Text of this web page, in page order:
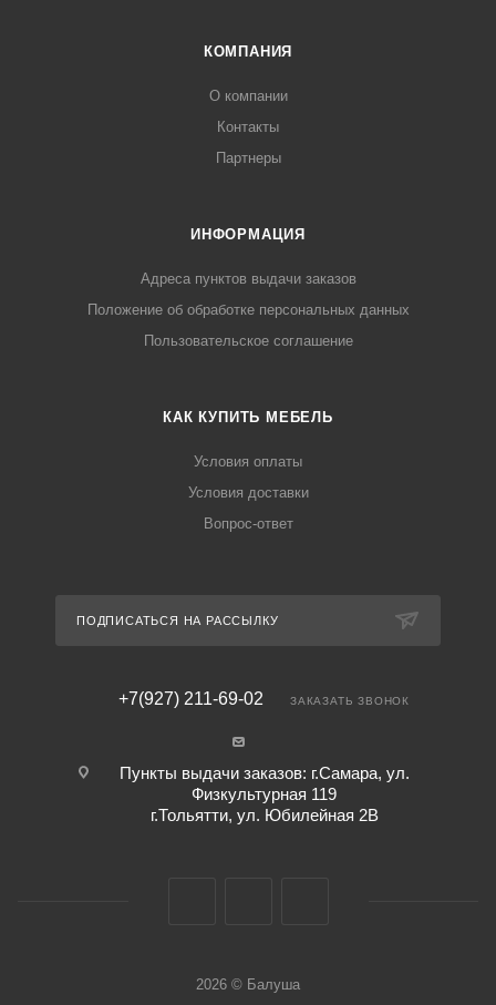
КОМПАНИЯ
О компании
Контакты
Партнеры
ИНФОРМАЦИЯ
Адреса пунктов выдачи заказов
Положение об обработке персональных данных
Пользовательское соглашение
КАК КУПИТЬ МЕБЕЛЬ
Условия оплаты
Условия доставки
Вопрос-ответ
ПОДПИСАТЬСЯ НА РАССЫЛКУ
+7(927) 211-69-02 ЗАКАЗАТЬ ЗВОНОК
Пункты выдачи заказов: г.Самара, ул.
Физкультурная 119
г.Тольятти, ул. Юбилейная 2В
2026 © Балуша